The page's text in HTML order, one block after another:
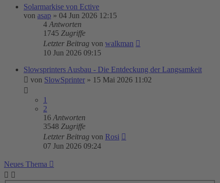
Solarmarkise von Ective
von asap » 04 Jun 2026 12:15
4 Antworten
1745 Zugriffe
Letzter Beitrag von walkman
10 Jun 2026 09:15
Slowsprinters Ausbau - Die Entdeckung der Langsamkeit
von SlowSprinter » 15 Mai 2026 11:02
1
2
16 Antworten
3548 Zugriffe
Letzter Beitrag von Rosi
07 Jun 2026 09:24
Neues Thema